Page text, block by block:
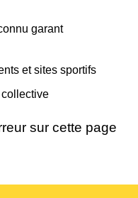
garant
et sites sportifs
sur cette page